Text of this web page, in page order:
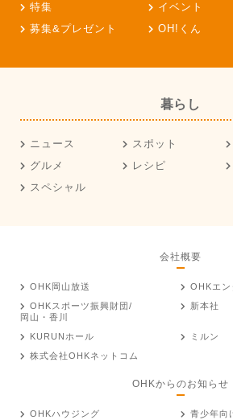
特集
イベント
募集&プレゼント
OH!くん
暮らし
ニュース スポット
グルメ
レシピ
スペシャル
会社概要
OHK岡山放送
OHKエン
OHKスポーツ振興財団/
岡山・香川
新本社
KURUNホール
ミルン
株式会社OHKネットコム
OHKからのお知らせ
OHKハウジング 青少年向